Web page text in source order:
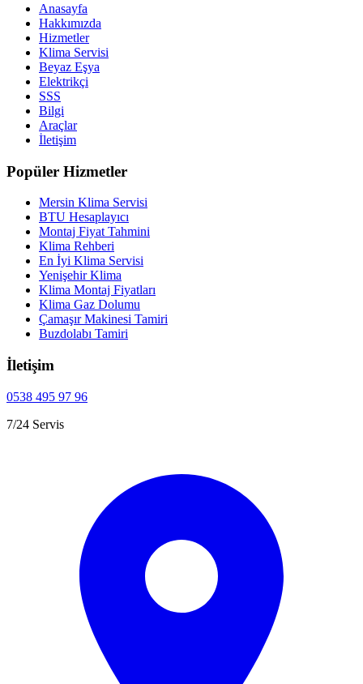
Anasayfa
Hakkımızda
Hizmetler
Klima Servisi
Beyaz Eşya
Elektrikçi
SSS
Bilgi
Araçlar
İletişim
Popüler Hizmetler
Mersin Klima Servisi
BTU Hesaplayıcı
Montaj Fiyat Tahmini
Klima Rehberi
En İyi Klima Servisi
Yenişehir Klima
Klima Montaj Fiyatları
Klima Gaz Dolumu
Çamaşır Makinesi Tamiri
Buzdolabı Tamiri
İletişim
0538 495 97 96
7/24 Servis